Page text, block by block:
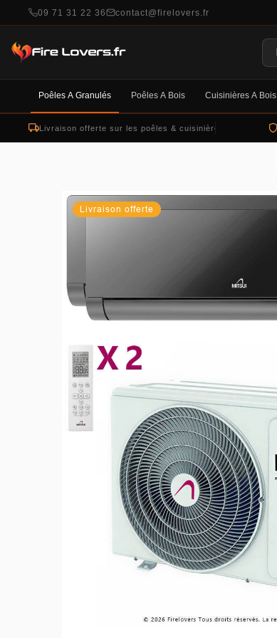
09 71 31 22 36 contact@firelovers.fr
Poêles À Granulés Poêles À Bois Cuisinières À Bois
Livraison offerte sur les poêles & cuisinières
Livraison offerte